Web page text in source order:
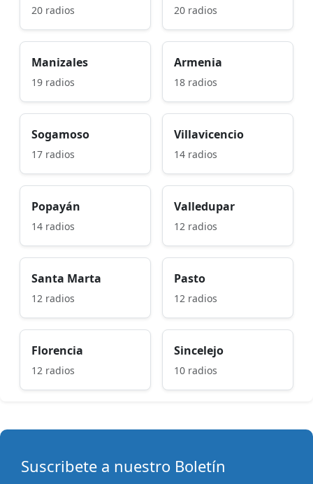
20 radios 20 radios
Manizales
19 radios
Armenia
18 radios
Sogamoso
17 radios
Villavicencio
14 radios
Popayán
14 radios
Valledupar
12 radios
Santa Marta
12 radios
Pasto
12 radios
Florencia
12 radios
Sincelejo
10 radios
Suscribete a nuestro Boletín